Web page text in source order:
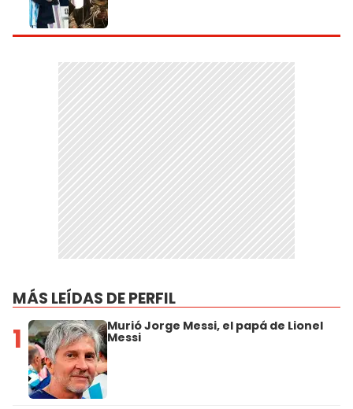
MÁS LEÍDAS DE PERFIL
1 Murió Jorge Messi, el papá de Lionel
Messi